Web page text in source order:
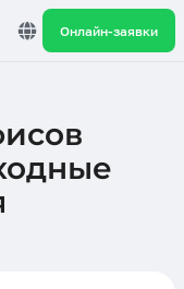
Онлайн-заявки